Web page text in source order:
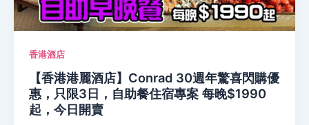
香港酒店
【香港港麗酒店】Conrad 30週年驚喜閃購優
惠，只限3日，自助餐住宿專案 每晚$1990
起，今日開賣